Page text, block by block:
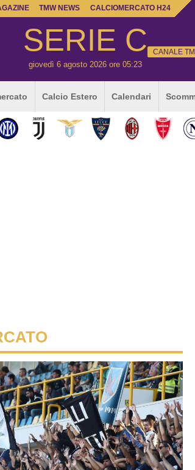
TMW NEWS CALCIOMERCATO H24
SERIE C
giovedì 6 agosto 2026 ore 05:23
CANALE
Calcio Estero Calendari